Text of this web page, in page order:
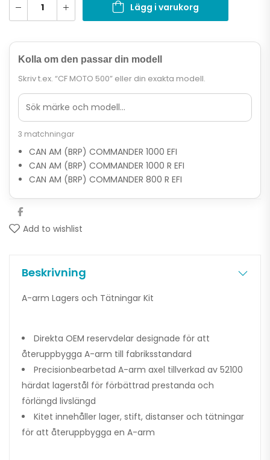
Lägg i varukorg
Kolla om den passar din modell
Skriv t.ex. “CF MOTO 500” eller din exakta modell.
3 matchningar
CAN AM (BRP) COMMANDER 1000 EFI
CAN AM (BRP) COMMANDER 1000 R EFI
CAN AM (BRP) COMMANDER 800 R EFI
Add to wishlist
Beskrivning
A-arm Lagers och Tätningar Kit
Direkta OEM reservdelar designade för att
återuppbygga A-arm till fabriksstandard
Precisionbearbetad A-arm axel tillverkad av 52100
härdat lagerstål för förbättrad prestanda och
förlängd livslängd
Kitet innehåller lager, stift, distanser och tätningar
för att återuppbygga en A-arm